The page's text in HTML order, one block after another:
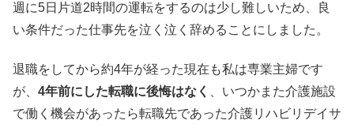
週に5日片道2時間の運転をするのは少し難しいため、良
い条件だった仕事先を泣く泣く辞めることにしました。
退職をしてから約4年が経った現在も私は専業主婦です
が、 4年前にした転職に後悔はなく
、いつかまた介護施設
で働く機会があったら転職先であった介護リハビリデイサ